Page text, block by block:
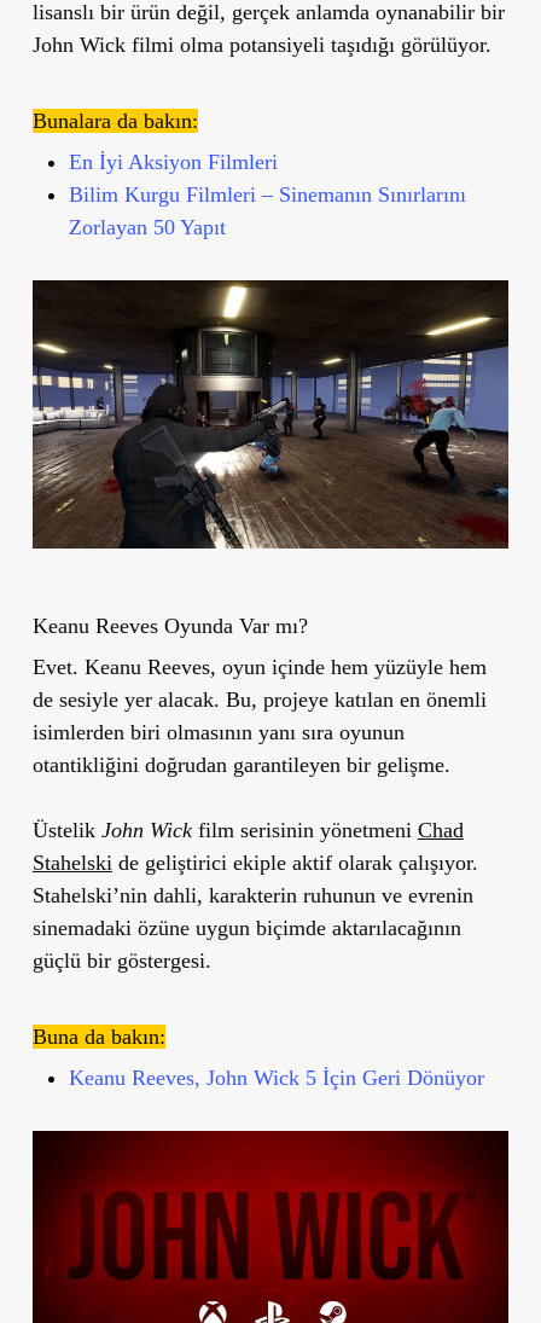
lisanslı bir ürün değil, gerçek anlamda oynanabilir bir
John Wick filmi olma potansiyeli taşıdığı görülüyor.
Bunalara da bakın:
En İyi Aksiyon Filmleri
Bilim Kurgu Filmleri – Sinemanın Sınırlarını
Zorlayan 50 Yapıt
Keanu Reeves Oyunda Var mı?
Evet. Keanu Reeves, oyun içinde hem yüzüyle hem
de sesiyle yer alacak. Bu, projeye katılan en önemli
isimlerden biri olmasının yanı sıra oyunun
otantikliğini doğrudan garantileyen bir gelişme.
Üstelik John Wickfilm serisinin yönetmeni Chad
Stahelskide geliştirici ekiple aktif olarak çalışıyor.
Stahelski’nin dahli, karakterin ruhunun ve evrenin
sinemadaki özüne uygun biçimde aktarılacağının
güçlü bir göstergesi.
Buna da bakın:
Keanu Reeves, John Wick 5 İçin Geri Dönüyor